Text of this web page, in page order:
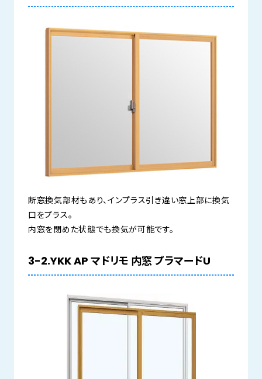
断窓換気部材もあり、インプラス引き違い窓上部に換気
口をプラス。
内窓を閉めた状態でも換気が可能です。
3-2.YKK AP マドリモ 内窓 プラマードU